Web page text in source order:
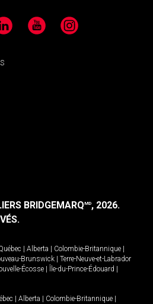
YouTube Instagram
BRIDGEMARQMD, 2026.
Alberta Colombie-Britannique
Brunswick
Terre-Neuve-et-Labrador
Écosse Île-du-Prince-Édouard
Alberta Colombie-Britannique